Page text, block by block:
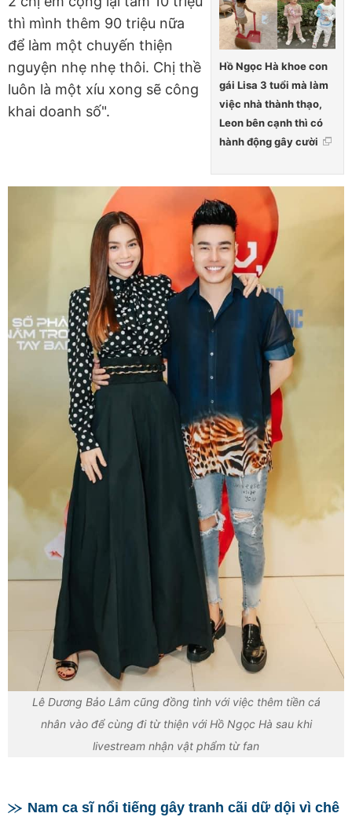
Hồ Ngọc Hà khoe con
gái Lisa 3 tuổi mà làm
việc nhà thành thạo,
Leon bên cạnh thì có
hành động gây cười
thì mình thêm 90 triệu nữa
để làm một chuyến thiện
nguyện nhẹ nhẹ thôi. Chị thề
luôn là một xíu xong sẽ công
khai doanh số".
Lê Dương Bảo Lâm cũng đồng tình với việc thêm tiền cá
nhân vào để cùng đi từ thiện với Hồ Ngọc Hà sau khi
livestream nhận vật phẩm từ fan
Nam ca sĩ nổi tiếng gây tranh cãi dữ dội vì chê